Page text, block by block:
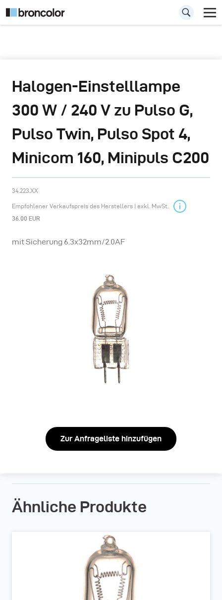
Halogen-Einstelllampe
300 W / 240 V zu Pulso G,
Pulso Twin, Pulso Spot 4,
Minicom 160, Minipuls C200
34.223.XX
Empfohlener Verkaufspreis des Herstellers | exkl. MwSt.
36.00 EUR
mit Sicherung 6.3x32mm/2.0AF
Zur Anfrageliste hinzufügen
Ähnliche Produkte